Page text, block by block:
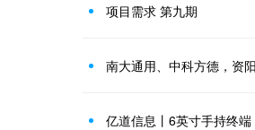
项目需求 第九期
南大通用、中科方德，资
亿道信息丨6英寸手持终